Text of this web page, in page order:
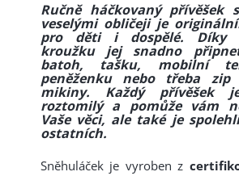
Ručně háčkovaný přívěšek
veselými obličeji je
pro děti i dospělé. Díky
kroužku jej snadno
batoh, tašku, mobilní
peněženku nebo třeba
mikiny. Každý přívěšek
roztomilý a pomůže vám
Vaše věci, ale také je
ostatních.
Sněhuláček je vyroben z